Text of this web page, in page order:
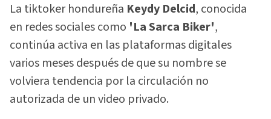
La tiktoker hondureña Keydy Delcid, conocida
en redes sociales como 'La Sarca Biker',
continúa activa en las plataformas digitales
varios meses después de que su nombre se
volviera tendencia por la circulación no
autorizada de un video privado.